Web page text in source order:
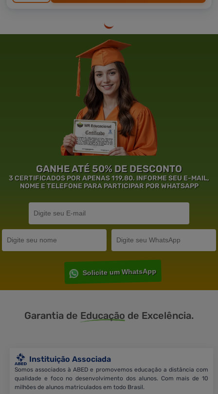
GANHE ATÉ 50% DE DESCONTO
3 CERTIFICADOS POR APENAS 119,80. INFORME SEU E-MAIL,
NOME E TELEFONE PARA PARTICIPAR POR WHATSAPP
Solicite um WhatsApp
Garantia de Educação de Excelência.
Instituição Associada
Somos associados à ABED e promovemos educação a distância com
qualidade e foco no desenvolvimento dos alunos. Com mais de 10
milhões de alunos matriculados em todo Brasil.